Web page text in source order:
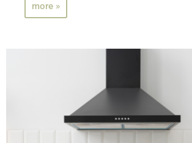
more »